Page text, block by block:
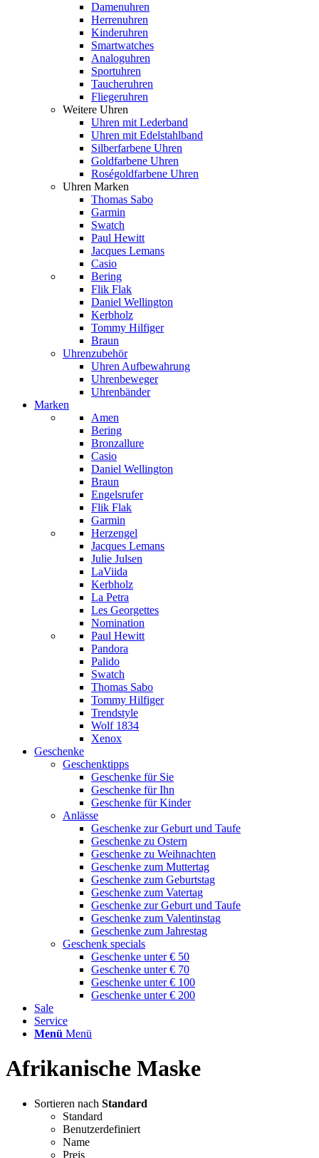
Damenuhren
Herrenuhren
Kinderuhren
Smartwatches
Analoguhren
Sportuhren
Taucheruhren
Fliegeruhren
Weitere Uhren
Uhren mit Lederband
Uhren mit Edelstahlband
Silberfarbene Uhren
Goldfarbene Uhren
Roségoldfarbene Uhren
Uhren Marken
Thomas Sabo
Garmin
Swatch
Paul Hewitt
Jacques Lemans
Casio
Bering
Flik Flak
Daniel Wellington
Kerbholz
Tommy Hilfiger
Braun
Uhrenzubehör
Uhren Aufbewahrung
Uhrenbeweger
Uhrenbänder
Marken
Amen
Bering
Bronzallure
Casio
Daniel Wellington
Braun
Engelsrufer
Flik Flak
Garmin
Herzengel
Jacques Lemans
Julie Julsen
LaViida
Kerbholz
La Petra
Les Georgettes
Nomination
Paul Hewitt
Pandora
Palido
Swatch
Thomas Sabo
Tommy Hilfiger
Trendstyle
Wolf 1834
Xenox
Geschenke
Geschenktipps
Geschenke für Sie
Geschenke für Ihn
Geschenke für Kinder
Anlässe
Geschenke zur Geburt und Taufe
Geschenke zu Ostern
Geschenke zu Weihnachten
Geschenke zum Muttertag
Geschenke zum Geburtstag
Geschenke zum Vatertag
Geschenke zur Geburt und Taufe
Geschenke zum Valentinstag
Geschenke zum Jahrestag
Geschenk specials
Geschenke unter € 50
Geschenke unter € 70
Geschenke unter € 100
Geschenke unter € 200
Sale
Service
Menü Menü
Afrikanische Maske
Sortieren nach Standard
Standard
Benutzerdefiniert
Name
Preis